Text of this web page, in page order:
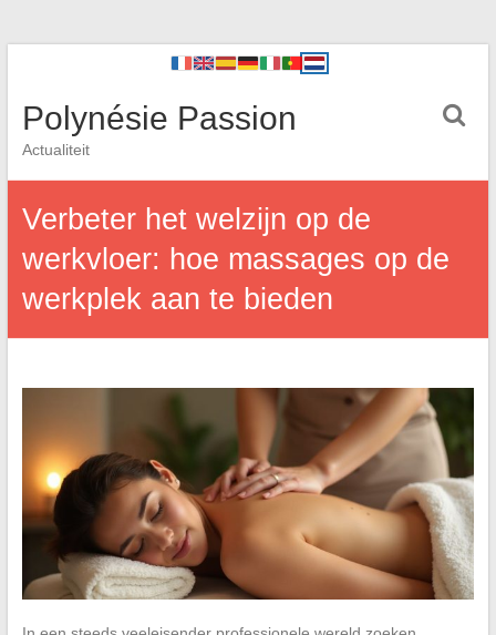
Polynésie Passion
Actualiteit
Verbeter het welzijn op de
werkvloer: hoe massages op de
werkplek aan te bieden